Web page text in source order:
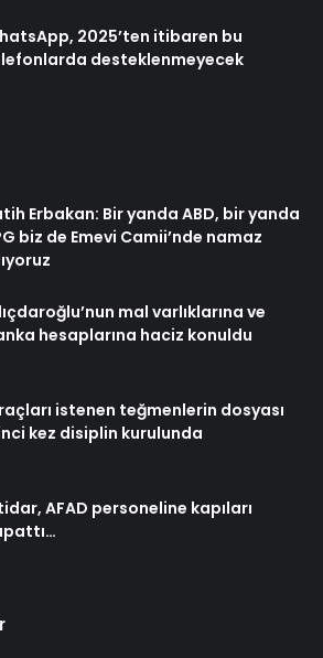
2025’ten itibaren bu
desteklenmeyecek
Erbakan: Bir yanda ABD, bir yanda
biz de Emevi Camii’nde namaz
mal varlıklarına ve
hesaplarına haciz konuldu
istenen teğmenlerin dosyası
kez disiplin kurulunda
AFAD personeline kapıları